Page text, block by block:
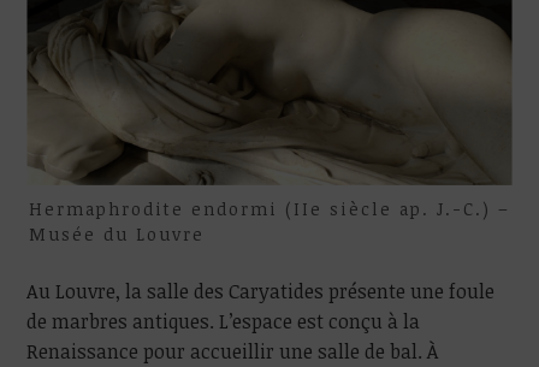
Hermaphrodite endormi (IIe siècle ap. J.-C.) –
Musée du Louvre
Au Louvre, la salle des Caryatides présente une foule
de marbres antiques. L’espace est conçu à la
Renaissance pour accueillir une salle de bal. À